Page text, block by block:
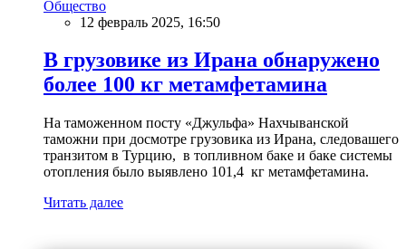
Общество
12 февраль 2025, 16:50
В грузовике из Ирана обнаружено
более 100 кг метамфетамина
На таможенном посту «Джульфа» Нахчыванской
таможни при досмотре грузовика из Ирана, следовашего
транзитом в Турцию, в топливном баке и баке системы
отопления было выявлено 101,4 кг метамфетамина.
Читать далее